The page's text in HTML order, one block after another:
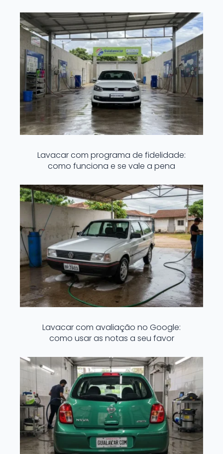
Lavacar com programa de fidelidade:
como funciona e se vale a pena
Lavacar com avaliação no Google:
como usar as notas a seu favor